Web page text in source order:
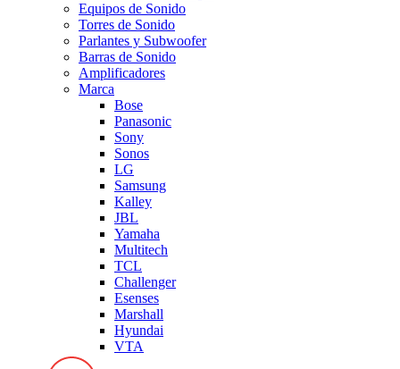
Equipos de Sonido
Torres de Sonido
Parlantes y Subwoofer
Barras de Sonido
Amplificadores
Marca
Bose
Panasonic
Sony
Sonos
LG
Samsung
Kalley
JBL
Yamaha
Multitech
TCL
Challenger
Esenses
Marshall
Hyundai
VTA